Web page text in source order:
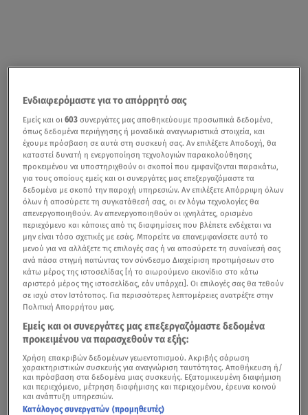
Ενδιαφερόμαστε για το απόρρητό σας
Εμείς και οι603 συνεργάτες μας αποθηκεύουμε προσωπικά δεδομένα,
όπως δεδομένα περιήγησης ή μοναδικά αναγνωριστικά στοιχεία, και
έχουμε πρόσβαση σε αυτά στη συσκευή σας. Αν επιλέξετε Αποδοχή, θα
καταστεί δυνατή η ενεργοποίηση τεχνολογιών παρακολούθησης
προκειμένου να υποστηριχθούν οι σκοποί που εμφανίζονται παρακάτω,
για τους οποίους εμείς και οι συνεργάτες μας επεξεργαζόμαστε τα
δεδομένα με σκοπό την παροχή υπηρεσιών. Αν επιλέξετε Απόρριψη όλων
όλων ή αποσύρετε τη συγκατάθεσή σας, οι εν λόγω τεχνολογίες θα
απενεργοποιηθούν. Αν απενεργοποιηθούν οι ιχνηλάτες, ορισμένο
περιεχόμενο και κάποιες από τις διαφημίσεις που βλέπετε ενδέχεται να
μην είναι τόσο σχετικές με εσάς. Μπορείτε να επανεμφανίσετε αυτό το
μενού για να αλλάξετε τις επιλογές σας ή να αποσύρετε τη συναίνεσή σας
ανά πάσα στιγμή πατώντας τον σύνδεσμο Διαχείριση προτιμήσεων στο
κάτω μέρος της ιστοσελίδας [ή το αιωρούμενο εικονίδιο στο κάτω
αριστερό μέρος της ιστοσελίδας, εάν υπάρχει]. Οι επιλογές σας θα τεθούν
σε ισχύ στον Ιστότοπος. Για περισσότερες λεπτομέρειες ανατρέξτε στην
Πολιτική Απορρήτου μας.
Εμείς και οι συνεργάτες μας επεξεργαζόμαστε δεδομένα
προκειμένου να παρασχεθούν τα εξής:
Χρήση επακριβών δεδομένων γεωεντοπισμού. Ακριβής σάρωση
χαρακτηριστικών συσκευής για αναγνώριση ταυτότητας. Αποθήκευση ή/
και πρόσβαση στα δεδομένα μιας συσκευής. Εξατομικευμένη διαφήμιση
και περιεχόμενο, μέτρηση διαφήμισης και περιεχομένου, έρευνα κοινού
και ανάπτυξη υπηρεσιών.
Κατάλογος συνεργατών (προμηθευτές)